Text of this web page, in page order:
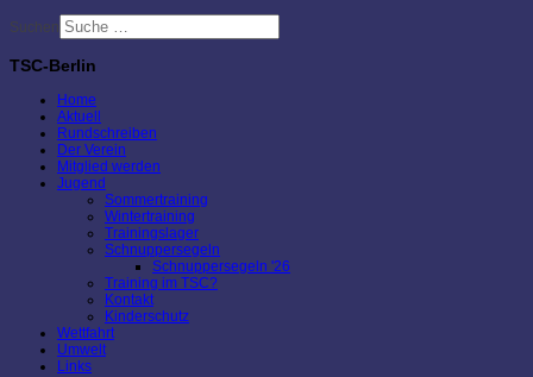
Suchen
TSC-Berlin
Home
Aktuell
Rundschreiben
Der Verein
Mitglied werden
Jugend
Sommertraining
Wintertraining
Trainingslager
Schnuppersegeln
Schnuppersegeln '26
Training im TSC?
Kontakt
Kinderschutz
Wettfahrt
Umwelt
Links